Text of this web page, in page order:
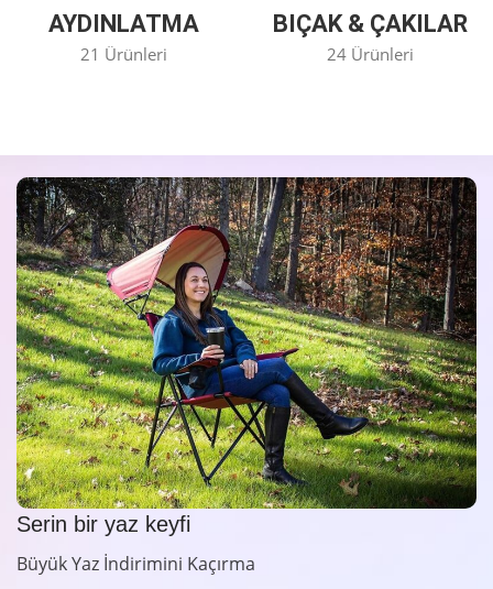
AYDINLATMA
21 Ürünleri
BIÇAK & ÇAKILAR
24 Ürünleri
Serin bir yaz keyfi
Büyük Yaz İndirimini Kaçırma